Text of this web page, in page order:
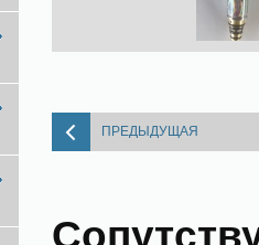
ПРЕДЫДУЩАЯ